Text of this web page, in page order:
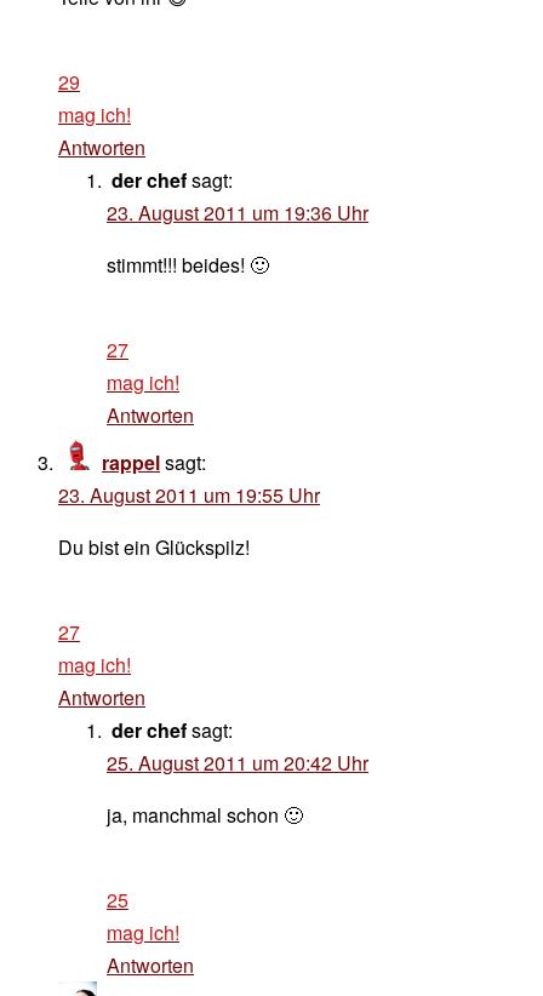
29
mag ich!
Antworten
der chefsagt:
23. August 2011 um 19:36 Uhr
stimmt!!! beides! 🙂
27
mag ich!
Antworten
rappelsagt:
23. August 2011 um 19:55 Uhr
Du bist ein Glückspilz!
27
mag ich!
Antworten
der chefsagt:
25. August 2011 um 20:42 Uhr
ja, manchmal schon 🙂
25
mag ich!
Antworten